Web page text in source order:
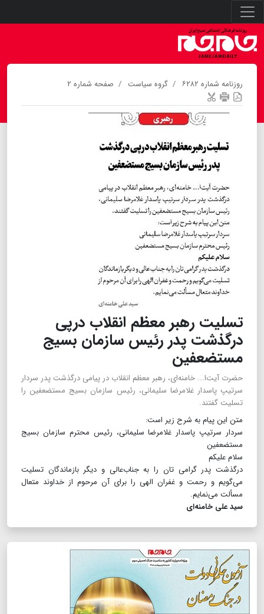
روزنامه شماره ۶۲۸۲ گروه سیاست صفحه شماره ۲
تسلیت رهبر معظم انقلاب درپی
درگذشت پدر رئیس سازمان بسیج
مستضعفین
حضرت آیت‌ا... خامنه‌ای، رهبر معظم انقلاب در پیامی درگذشت پدر سردار
سرتیپ پاسدار غلامرضا سلیمانی، رئیس سازمان بسیج مستضعفین را
تسلیت گفتند.
متن این پیام به شرح زیر است:
سردار سرتیپ پاسدار غلامرضا سلیمانی، رئیس محترم سازمان بسیج
مستضعفین
سلام علیکم
درگذشت پدر گرامی تان را به جناب‌عا‌لی و دیگر بازماندگان تسلیت
می‌گویم و رحمت و غفران الهی را برای آن مرحوم از خداوند متعال
مسألت می‌نمایم.
سید علی خامنه‌ای